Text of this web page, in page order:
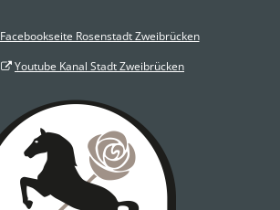
Facebookseite Rosenstadt Zweibrücken
Youtube Kanal Stadt Zweibrücken